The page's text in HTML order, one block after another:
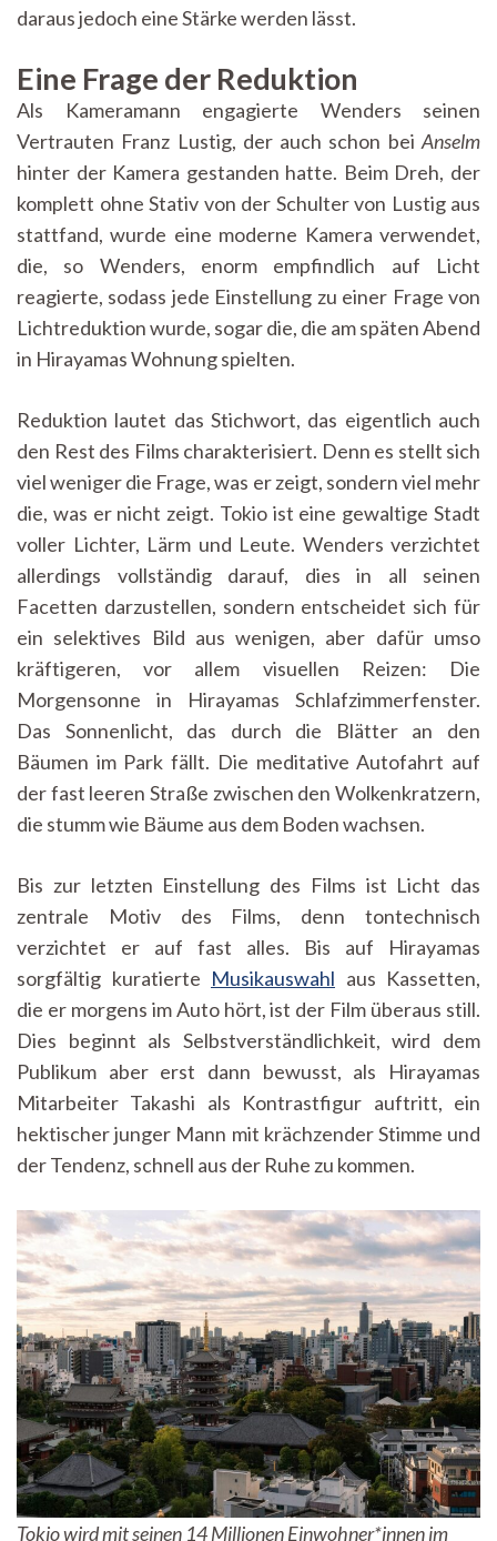
daraus jedoch eine Stärke werden lässt.
Eine Frage der Reduktion
Als Kameramann engagierte Wenders seinen
Vertrauten Franz Lustig, der auch schon bei Anselm
hinter der Kamera gestanden hatte. Beim Dreh, der
komplett ohne Stativ von der Schulter von Lustig aus
stattfand, wurde eine moderne Kamera verwendet,
die, so Wenders, enorm empfindlich auf Licht
reagierte, sodass jede Einstellung zu einer Frage von
Lichtreduktion wurde, sogar die, die am späten Abend
in Hirayamas Wohnung spielten.
Reduktion lautet das Stichwort, das eigentlich auch
den Rest des Films charakterisiert. Denn es stellt sich
viel weniger die Frage, was er zeigt, sondern viel mehr
die, was er nicht zeigt. Tokio ist eine gewaltige Stadt
voller Lichter, Lärm und Leute. Wenders verzichtet
allerdings vollständig darauf, dies in all seinen
Facetten darzustellen, sondern entscheidet sich für
ein selektives Bild aus wenigen, aber dafür umso
kräftigeren, vor allem visuellen Reizen: Die
Morgensonne in Hirayamas Schlafzimmerfenster.
Das Sonnenlicht, das durch die Blätter an den
Bäumen im Park fällt. Die meditative Autofahrt auf
der fast leeren Straße zwischen den Wolkenkratzern,
die stumm wie Bäume aus dem Boden wachsen.
Bis zur letzten Einstellung des Films ist Licht das
zentrale Motiv des Films, denn tontechnisch
verzichtet er auf fast alles. Bis auf Hirayamas
sorgfältig kuratierte Musikauswahl aus Kassetten,
die er morgens im Auto hört, ist der Film überaus still.
Dies beginnt als Selbstverständlichkeit, wird dem
Publikum aber erst dann bewusst, als Hirayamas
Mitarbeiter Takashi als Kontrastfigur auftritt, ein
hektischer junger Mann mit krächzender Stimme und
der Tendenz, schnell aus der Ruhe zu kommen.
Tokio wird mit seinen 14 Millionen Einwohner*innen im